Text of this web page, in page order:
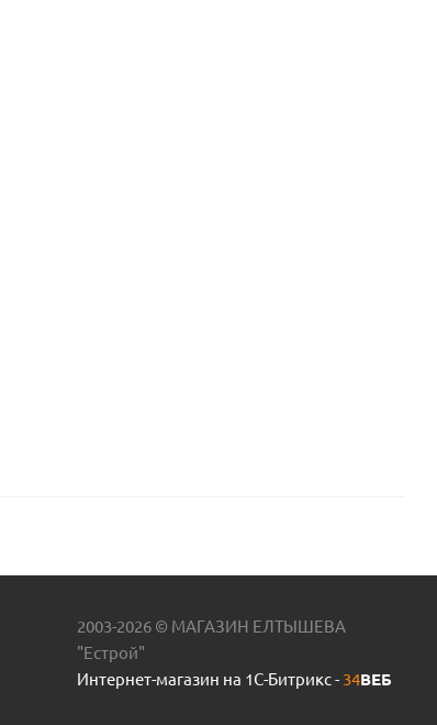
2003-2026 © МАГАЗИН ЕЛТЫШЕВА
"Естрой"
Интернет-магазин на 1С-Битрикс - 34ВЕБ